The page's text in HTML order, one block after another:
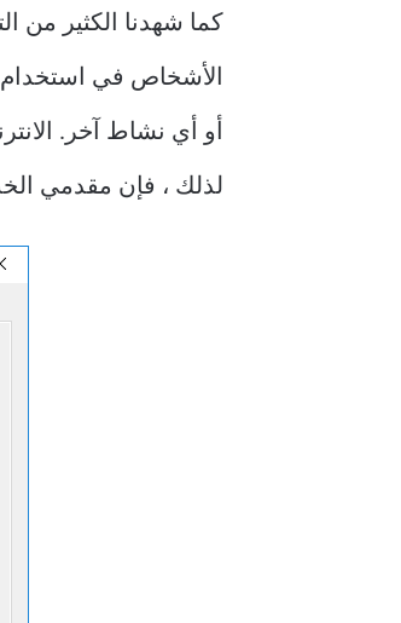
كما شهدنا الكثير من
الأشخاص في استخدام
أو أي نشاط آخر.
لذلك ، فإن مقدمي